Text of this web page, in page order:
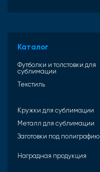
Каталог
Футболки и толстовки для
сублимации
Текстиль
Кружки для сублимации
Металл для сублимации
Заготовки под полиграфию
Наградная продукция